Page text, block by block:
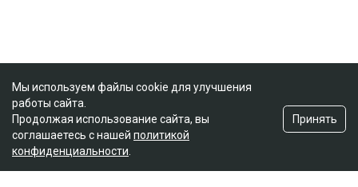
Мы используем файлы cookie для улучшения
работы сайта.
Продолжая использование сайта, вы
соглашаетесь с нашей политикой
конфиденциальности
Принять